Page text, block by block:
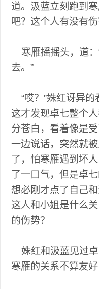
道。汲蓝立刻跑到
吧？这个人有没有伤
寒雁摇摇头，道：
去。”
“哎？”姝红讶异的
这才发现卓七整个
分苍白，看着像是
一边说话，突然就
了，怕寒雁遇到坏
了一口气，但是卓
想必刚才点了自己
这人和小姐是什么
的伤势？
姝红和汲蓝见过卓
寒雁的关系不算友